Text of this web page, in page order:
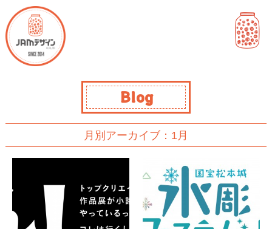
Blog
月別アーカイブ：1月